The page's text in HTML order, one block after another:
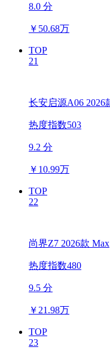
8.0 分
￥ 50.68万
TOP
21
长安启源A06 2026
热度指数503
9.2 分
￥ 10.99万
TOP
22
尚界Z7 2026款 Max
热度指数480
9.5 分
￥ 21.98万
TOP
23